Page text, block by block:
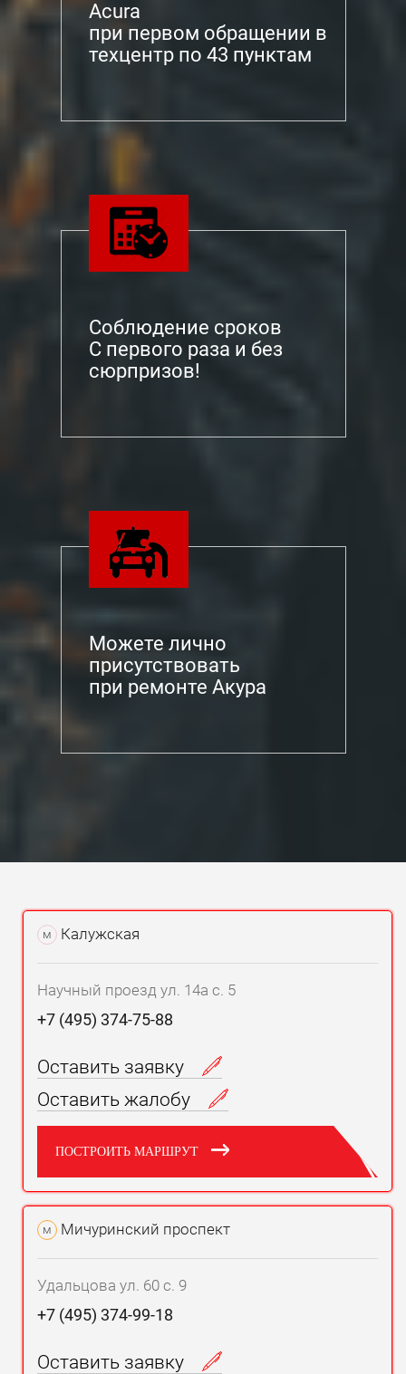
Acura
при первом обращении в
техцентр по 43 пунктам
Соблюдение сроков
С первого раза и без
сюрпризов!
Можете лично
присутствовать
при ремонте Акура
м Калужская
Научный проезд ул. 14а с. 5
+7 (495) 374-75-88
Оставить заявку
Оставить жалобу
ПОСТРОИТЬ МАРШРУТ
м Мичуринский проспект
Удальцова ул. 60 с. 9
+7 (495) 374-99-18
Оставить заявку